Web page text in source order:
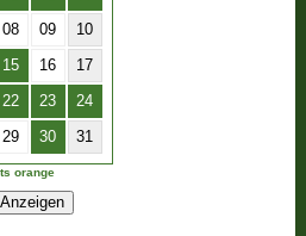
08 09 10
15 16 17
22 23 24
29 30 31